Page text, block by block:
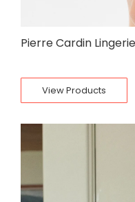
Pierre Cardin
View Products